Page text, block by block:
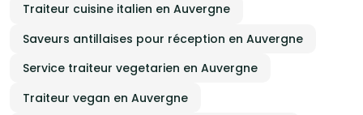
Traiteur cuisine italien en Auvergne
Saveurs antillaises pour réception en Auvergne
Service traiteur vegetarien en Auvergne
Traiteur vegan en Auvergne